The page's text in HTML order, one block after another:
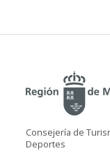
Consejería de
Deportes